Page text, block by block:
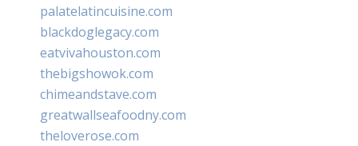
palatelatincuisine.com
blackdoglegacy.com
eatvivahouston.com
thebigshowok.com
chimeandstave.com
greatwallseafoodny.com
theloverose.com